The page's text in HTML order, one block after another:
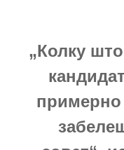
„Колку
примерно